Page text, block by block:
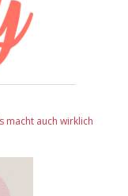
macht auch wirklich